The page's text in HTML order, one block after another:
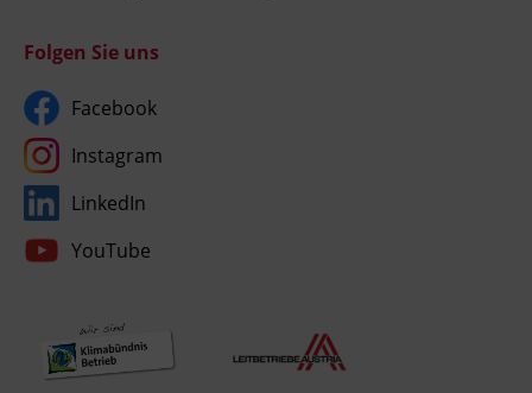
Folgen Sie uns
Facebook
Instagram
LinkedIn
YouTube